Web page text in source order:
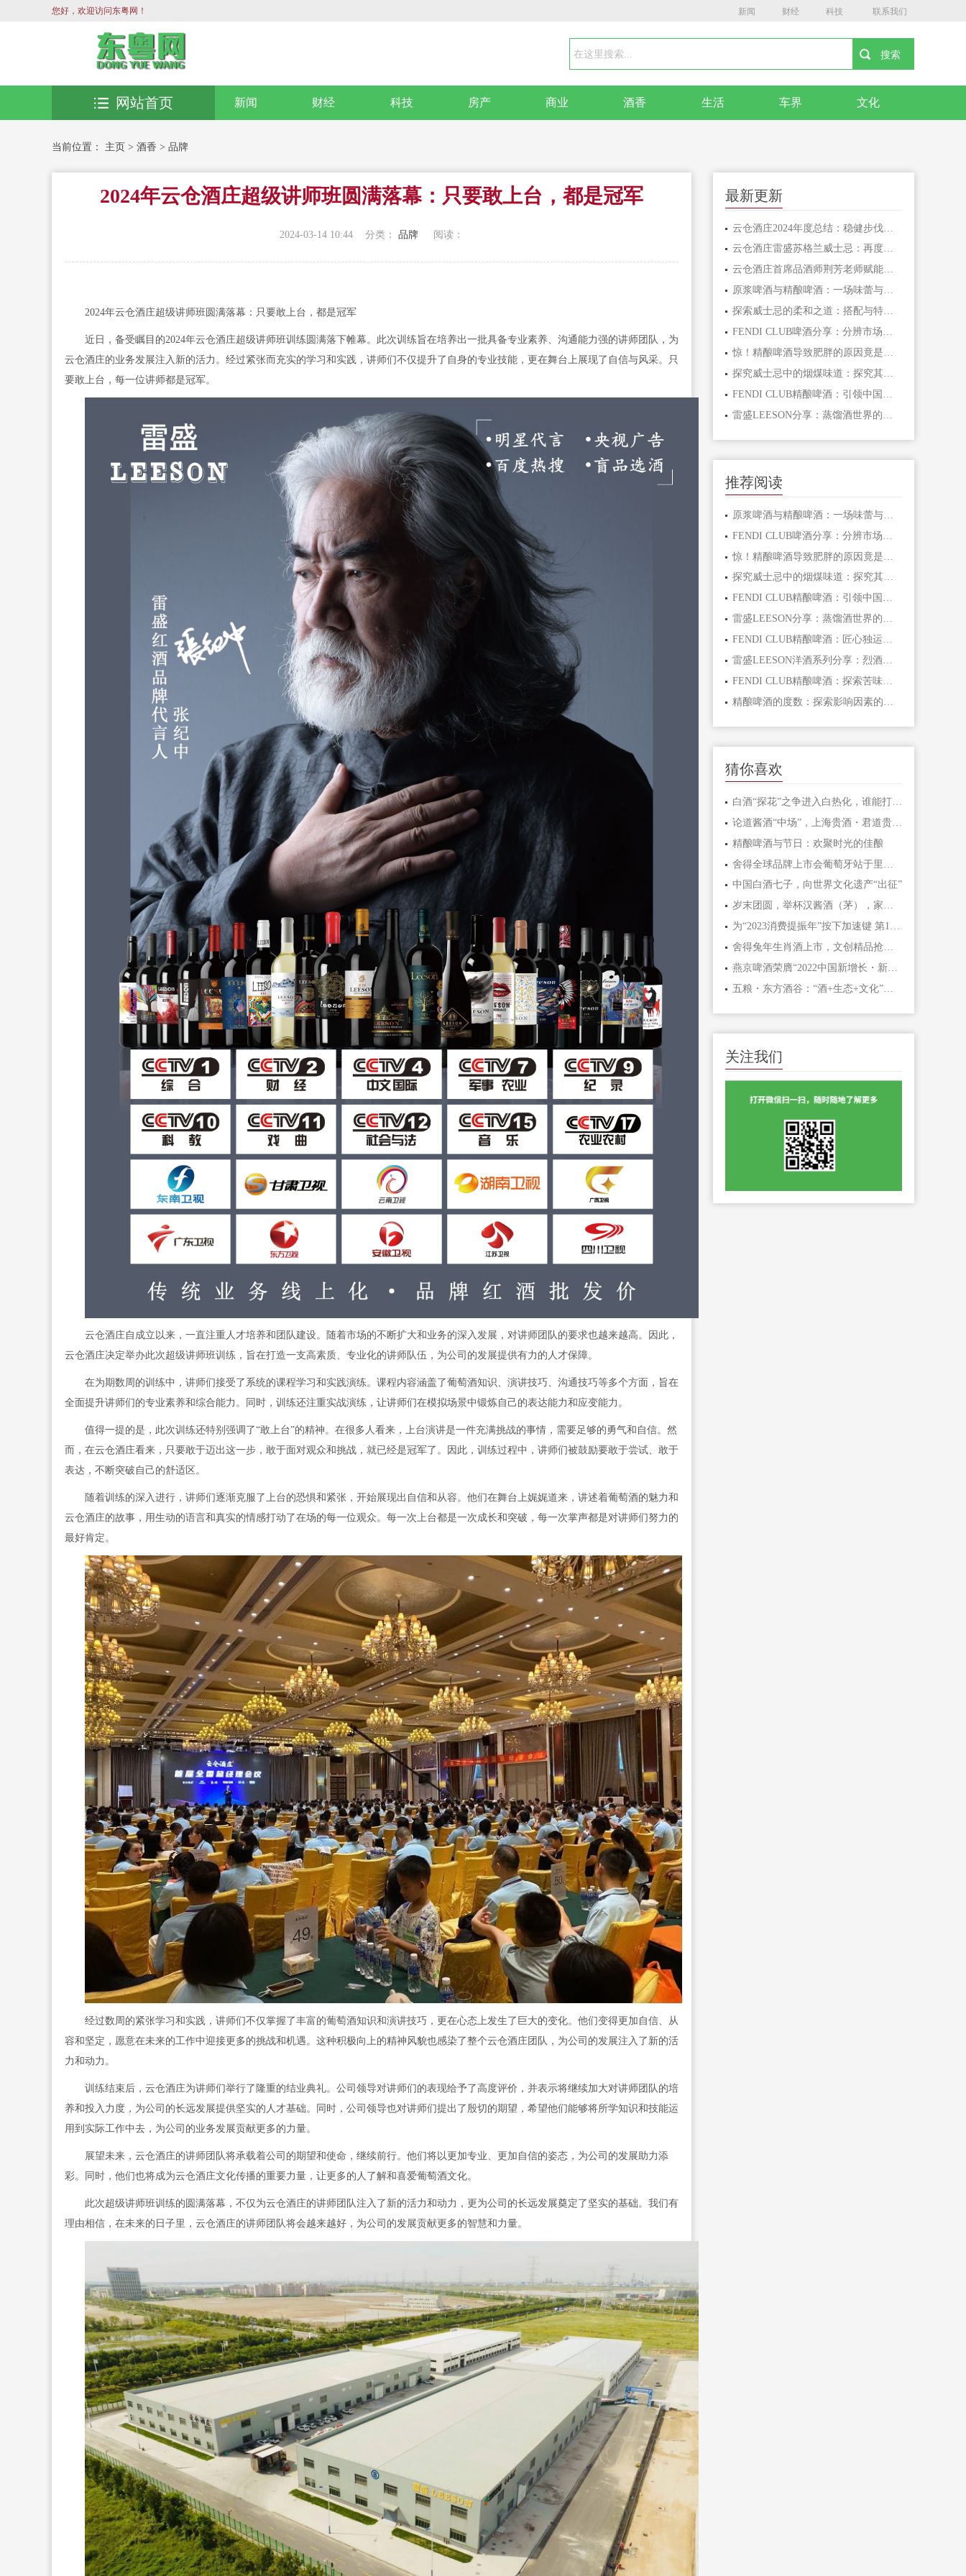
您好，欢迎访问东粤网！ 新闻 财经 科技 联系我们
新闻 财经 科技 房产 商业 酒香 生活 车界 文化
网站首页
当前位置： 主页 > 酒香 > 品牌
2024年云仓酒庄超级讲师班圆满落幕：只要敢上台，都是冠军
2024-03-14 10:44 分类： 品牌 阅读：
2024年云仓酒庄超级讲师班圆满落幕：只要敢上台，都是冠军
近日，备受瞩目的2024年云仓酒庄超级讲师班训练圆满落下帷幕。此次训练旨在培养出一批具备专业素养、沟通能力强的讲师团队，为
云仓酒庄的业务发展注入新的活力。经过紧张而充实的学习和实践，讲师们不仅提升了自身的专业技能，更在舞台上展现了自信与风采。只
要敢上台，每一位讲师都是冠军。
云仓酒庄自成立以来，一直注重人才培养和团队建设。随着市场的不断扩大和业务的深入发展，对讲师团队的要求也越来越高。因此，
云仓酒庄决定举办此次超级讲师班训练，旨在打造一支高素质、专业化的讲师队伍，为公司的发展提供有力的人才保障。
在为期数周的训练中，讲师们接受了系统的课程学习和实践演练。课程内容涵盖了葡萄酒知识、演讲技巧、沟通技巧等多个方面，旨在
全面提升讲师们的专业素养和综合能力。同时，训练还注重实战演练，让讲师们在模拟场景中锻炼自己的表达能力和应变能力。
值得一提的是，此次训练还特别强调了“敢上台”的精神。在很多人看来，上台演讲是一件充满挑战的事情，需要足够的勇气和自信。然
而，在云仓酒庄看来，只要敢于迈出这一步，敢于面对观众和挑战，就已经是冠军了。因此，训练过程中，讲师们被鼓励要敢于尝试、敢于
表达，不断突破自己的舒适区。
随着训练的深入进行，讲师们逐渐克服了上台的恐惧和紧张，开始展现出自信和从容。他们在舞台上娓娓道来，讲述着葡萄酒的魅力和
云仓酒庄的故事，用生动的语言和真实的情感打动了在场的每一位观众。每一次上台都是一次成长和突破，每一次掌声都是对讲师们努力的
最好肯定。
经过数周的紧张学习和实践，讲师们不仅掌握了丰富的葡萄酒知识和演讲技巧，更在心态上发生了巨大的变化。他们变得更加自信、从
容和坚定，愿意在未来的工作中迎接更多的挑战和机遇。这种积极向上的精神风貌也感染了整个云仓酒庄团队，为公司的发展注入了新的活
力和动力。
训练结束后，云仓酒庄为讲师们举行了隆重的结业典礼。公司领导对讲师们的表现给予了高度评价，并表示将继续加大对讲师团队的培
养和投入力度，为公司的长远发展提供坚实的人才基础。同时，公司领导也对讲师们提出了殷切的期望，希望他们能够将所学知识和技能运
用到实际工作中去，为公司的业务发展贡献更多的力量。
展望未来，云仓酒庄的讲师团队将承载着公司的期望和使命，继续前行。他们将以更加专业、更加自信的姿态，为公司的发展助力添
彩。同时，他们也将成为云仓酒庄文化传播的重要力量，让更多的人了解和喜爱葡萄酒文化。
此次超级讲师班训练的圆满落幕，不仅为云仓酒庄的讲师团队注入了新的活力和动力，更为公司的长远发展奠定了坚实的基础。我们有
理由相信，在未来的日子里，云仓酒庄的讲师团队将会越来越好，为公司的发展贡献更多的智慧和力量。
最新更新
云仓酒庄2024年度总结：稳健步伐，不懈探索，共同发展
云仓酒庄雷盛苏格兰威士忌：再度荣耀登榜《旅游天地》十月版
云仓酒庄首席品酒师荆芳老师赋能贵州都匀站培训圆满成功
原浆啤酒与精酿啤酒：一场味蕾与工艺的对话
探索威士忌的柔和之道：搭配与特调技巧揭秘
FENDI CLUB啤酒分享：分辨市场上的精酿啤酒
惊！精酿啤酒导致肥胖的原因竟是因为这个！
探究威士忌中的烟煤味道：探究其来源
推荐阅读
原浆啤酒与精酿啤酒：一场味蕾与工艺的对话
探究威士忌中的烟煤味道：探究其来源
FENDI CLUB精酿啤酒：引领中国精酿啤酒新风潮
雷盛LEESON分享：蒸馏酒世界的三大瑰宝
FENDI CLUB精酿啤酒：匠心独运，品质之选
雷盛LEESON洋酒系列分享：烈酒的酒精浓度与酿造艺术
FENDI CLUB精酿啤酒：探索苦味的来源
猜你喜欢
白酒“探花”之争进入白热化，谁能打破行业格局实现“超车”？
论道酱酒“中场”，上海贵酒・君道贵酿坚定战略穿越新周期
精酿啤酒与节日：欢聚时光的佳酿
中国白酒七子，向世界文化遗产“出征”
岁末团圆，举杯汉酱酒（茅），家的味道更浓了
为“2023消费提振年”按下加速键 第108届全国糖酒商品交易会开幕
舍得兔年生肖酒上市，文创精品抢跑“春节档”
燕京啤酒荣膺“2022中国新增长・新商业进化榜”奖牌！
五粮・东方酒谷：“酒+生态+文化”发展新样本
关注我们